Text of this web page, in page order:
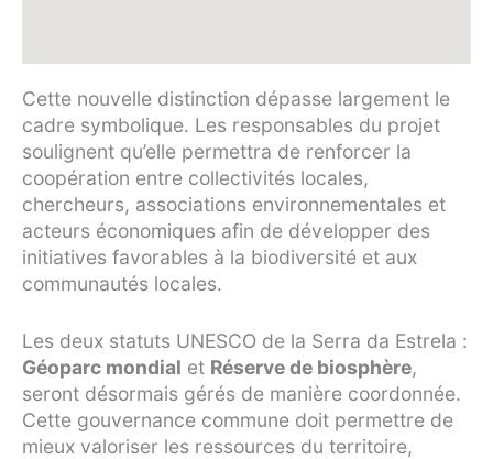
Cette nouvelle distinction dépasse largement le
cadre symbolique. Les responsables du projet
soulignent qu’elle permettra de renforcer la
coopération entre collectivités locales,
chercheurs, associations environnementales et
acteurs économiques afin de développer des
initiatives favorables à la biodiversité et aux
communautés locales.
Les deux statuts UNESCO de la Serra da Estrela :
Géoparc mondial et Réserve de biosphère,
seront désormais gérés de manière coordonnée.
Cette gouvernance commune doit permettre de
mieux valoriser les ressources du territoire,